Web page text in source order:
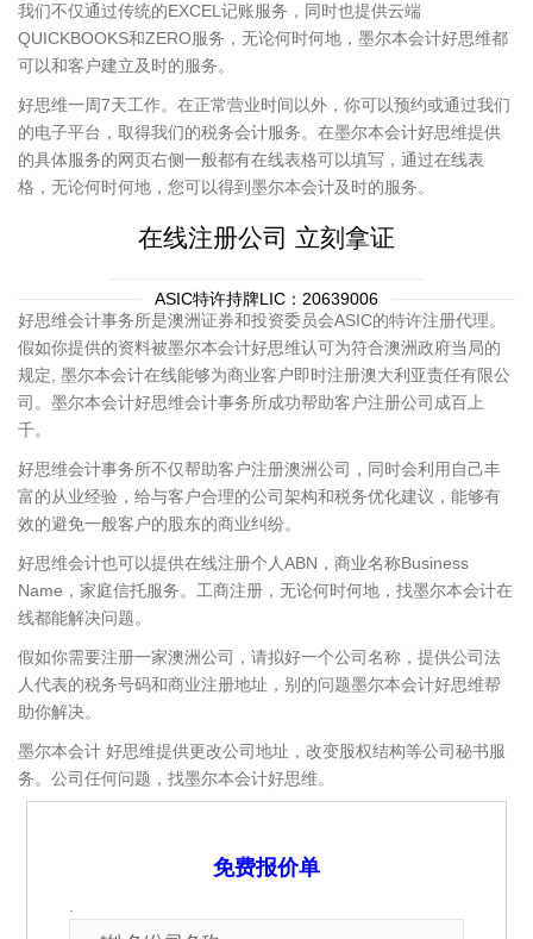
我们不仅通过传统的EXCEL记账服务，同时也提供云端
QUICKBOOKS和ZERO服务，无论何时何地，墨尔本会计好思维都
可以和客户建立及时的服务。
好思维一周7天工作。在正常营业时间以外，你可以预约或通过我们
的电子平台，取得我们的税务会计服务。在墨尔本会计好思维提供
的具体服务的网页右侧一般都有在线表格可以填写，通过在线表
格，无论何时何地，您可以得到墨尔本会计及时的服务。
在线注册公司 立刻拿证
ASIC特许持牌LIC：20639006
好思维会计事务所是澳洲证券和投资委员会ASIC的特许注册代理。
假如你提供的资料被墨尔本会计好思维认可为符合澳洲政府当局的
规定, 墨尔本会计在线能够为商业客户即时注册澳大利亚责任有限公
司。墨尔本会计好思维会计事务所成功帮助客户注册公司成百上
千。
好思维会计事务所不仅帮助客户注册澳洲公司，同时会利用自己丰
富的从业经验，给与客户合理的公司架构和税务优化建议，能够有
效的避免一般客户的股东的商业纠纷。
好思维会计也可以提供在线注册个人ABN，商业名称Business
Name，家庭信托服务。工商注册，无论何时何地，找墨尔本会计在
线都能解决问题。
假如你需要注册一家澳洲公司，请拟好一个公司名称，提供公司法
人代表的税务号码和商业注册地址，别的问题墨尔本会计好思维帮
助你解决。
墨尔本会计 好思维提供更改公司地址，改变股权结构等公司秘书服
务。公司任何问题，找墨尔本会计好思维。
免费报价单